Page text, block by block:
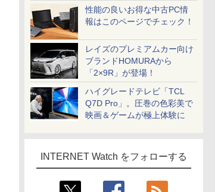
性能の良いお得な中古PC情
報はこのページでチェック！
レイズのプレミアムカー向け
ブランドHOMURAから
「2×9R」が登場！
ハイグレードテレビ「TCL
Q7D Pro」。圧巻の色彩美で
映画＆ゲームが極上体験に
INTERNET Watch をフォローする